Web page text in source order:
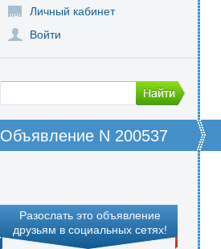
Личный кабинет
Войти
Объявление N 200537
Разослать это объявление
друзьям в социальных сетях!